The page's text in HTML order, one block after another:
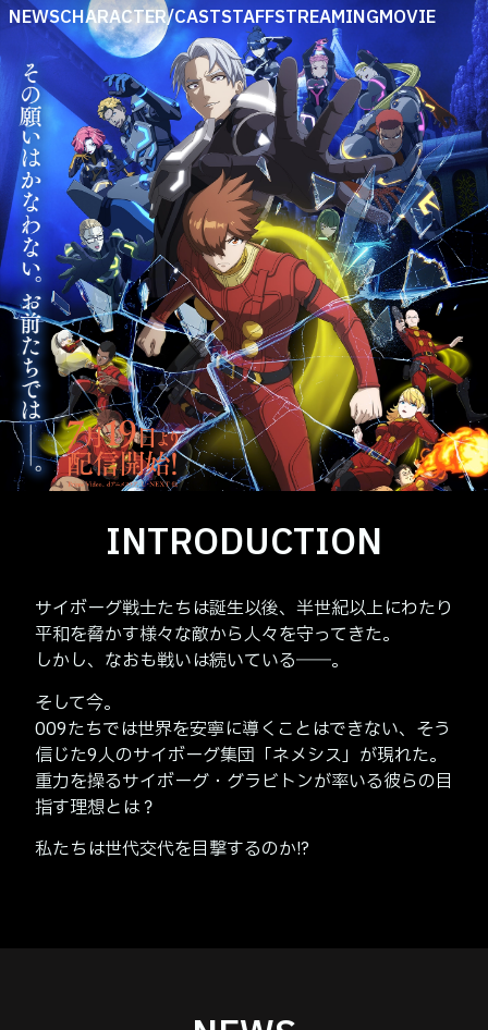
NEWSCHARACTER/CASTSTAFFSTREAMINGMOVIE
INTRODUCTION
サイボーグ戦士たちは誕生以後、半世紀以上にわたり
平和を脅かす様々な敵から人々を守ってきた。
しかし、なおも戦いは続いている――。
そして今。
009たちでは世界を安寧に導くことはできない、そう
信じた9人のサイボーグ集団「ネメシス」が現れた。
重力を操るサイボーグ・グラビトンが率いる彼らの目
指す理想とは？
私たちは世代交代を目撃するのか!?